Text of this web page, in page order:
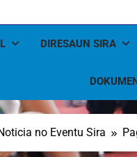
DIRESAUN SIRA
no Eventu Sira